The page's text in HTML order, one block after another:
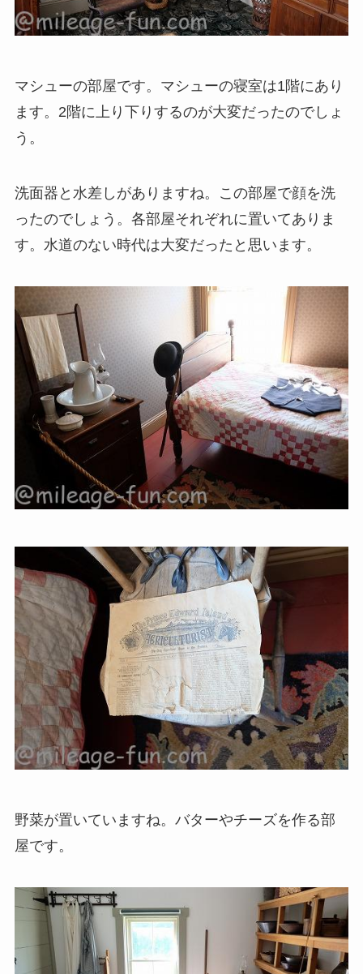
マシューの部屋です。マシューの寝室は1階にあり
ます。2階に上り下りするのが大変だったのでしょ
う。
洗面器と水差しがありますね。この部屋で顔を洗
ったのでしょう。各部屋それぞれに置いてありま
す。水道のない時代は大変だったと思います。
野菜が置いていますね。バターやチーズを作る部
屋です。